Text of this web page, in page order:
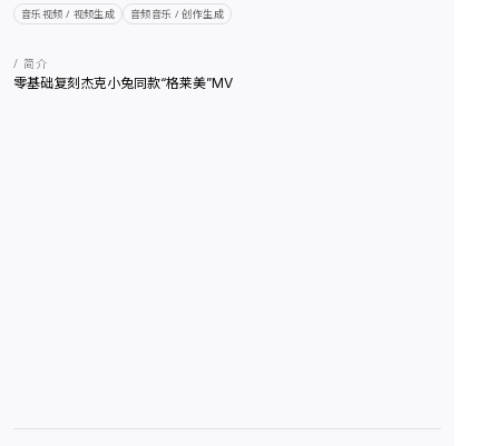
音乐视频 / 视频生成 音频音乐 / 创作生成
/ 简介
零基础复刻杰克小兔同款“格莱美”MV